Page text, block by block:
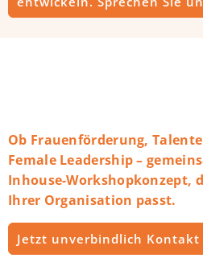
Ob Frauenförderung,
Female Leadership –
Inhouse-Workshopkonzept,
Ihrer Organisation passt.
Jetzt unverbindlich